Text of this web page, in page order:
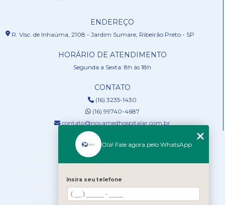
ENDEREÇO
R. Visc. de Inhaúma, 2108 - Jardim Sumare, Ribeirão Preto - SP
HORÁRIO DE ATENDIMENTO
Segunda a Sexta: 8h ás 18h
CONTATO
(16) 3235-1430
(16) 99740-4687
contato@novamedhospitalar.com.br
MENU
SERVIÇOS
NOSSOS PRODUTOS
Olá! Fale agora pelo WhatsApp
Insira seu telefone